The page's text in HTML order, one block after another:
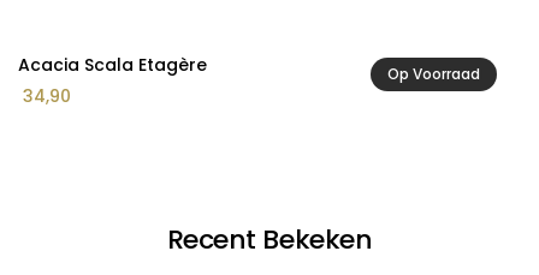
Op Voorraad
Acacia Scala Etagère
34,90
Recent Bekeken